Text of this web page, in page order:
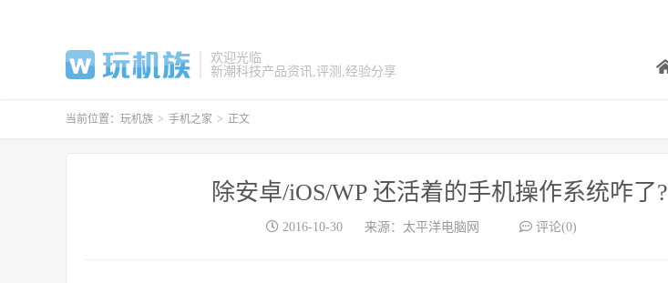
欢迎光临
新潮科技产品资讯,评测,经验分享
当前位置： 玩机族 > 手机之家 > 正文
除安卓/iOS/WP 还活着的手机操作系统咋了?
2016-10-30 来源：太平洋电脑网 评论(0)